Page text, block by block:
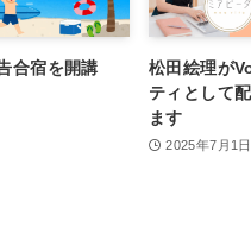
合宿を開講
松田絵理が
ティとして
ます
2025年7月1日